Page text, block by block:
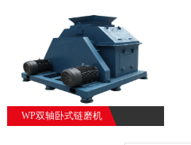
WP双轴卧式链磨机